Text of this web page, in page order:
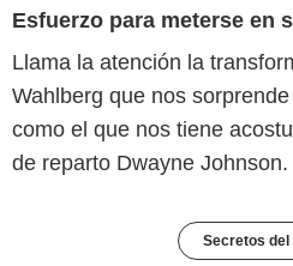
Esfuerzo para meterse en
Llama la atención la
Wahlberg que nos
como el que nos tiene
de reparto Dwayne Johnson.
Secretos del